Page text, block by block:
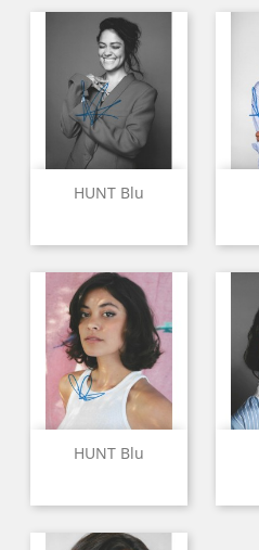
HUNT Blu
HUNT Blu